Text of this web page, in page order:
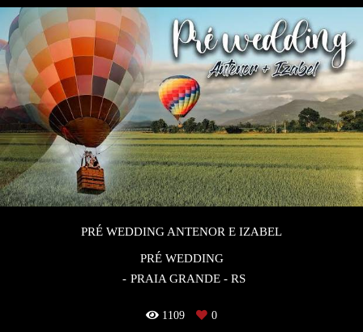
PRÉ WEDDING ANTENOR E IZABEL
PRÉ WEDDING
PRAIA GRANDE - RS
1109 0